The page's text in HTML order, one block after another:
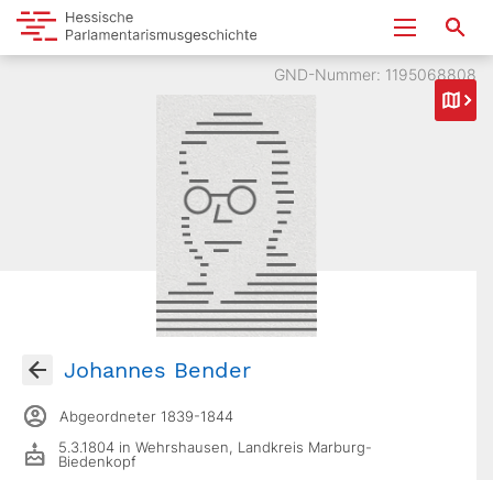
GND-Nummer: 1195068808
Johannes Bender
Abgeordneter 1839-1844
5.3.1804 in Wehrshausen, Landkreis Marburg-
Biedenkopf